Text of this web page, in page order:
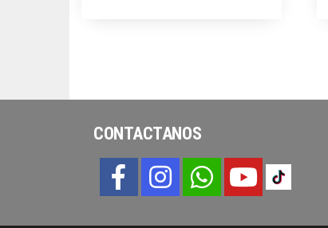
CONTACTANOS